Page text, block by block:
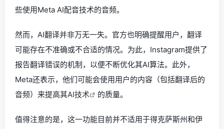
些使用Meta AI配音技术的音频。
然而，AI翻译并非万无一失。官方也明确提醒用户，翻译
可能存在不准确或不合适的情况。为此，Instagram提供了
报告翻译错误的机制，以便不断优化其AI算法。此外，
Meta还表示，他们可能会使用用户的内容（包括翻译后的
音频）来提高其AI技术 的质量。
值得注意的是，这一功能目前并不适用于得克萨斯州和伊